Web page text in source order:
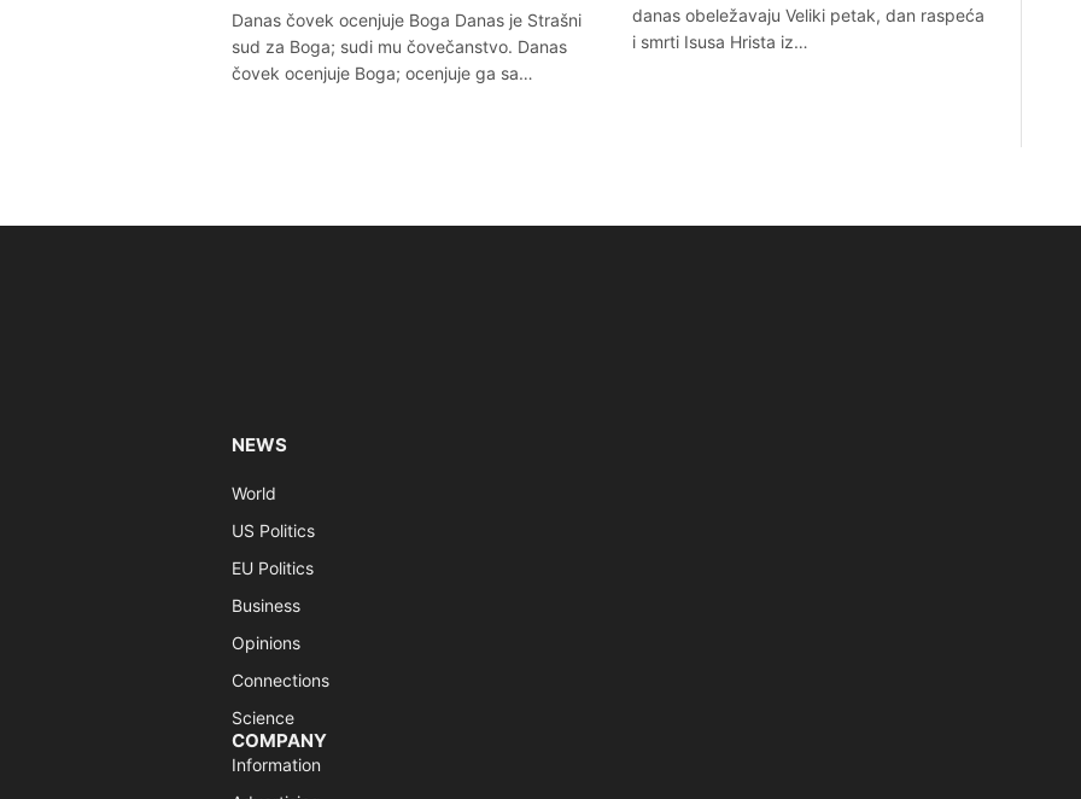
Danas čovek ocenjuje Boga Danas je Strašni
sud za Boga; sudi mu čovečanstvo. Danas
čovek ocenjuje Boga; ocenjuje ga sa…
danas obeležavaju Veliki petak, dan raspeća
i smrti Isusa Hrista iz…
NEWS
World
US Politics
EU Politics
Business
Opinions
Connections
Science
COMPANY
Information